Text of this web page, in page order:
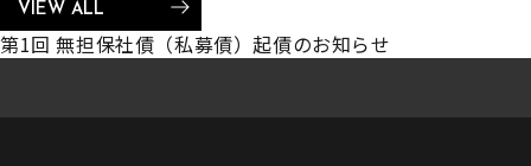
VIEW ALL
第1回 無担保社債（私募債）起債のお知らせ